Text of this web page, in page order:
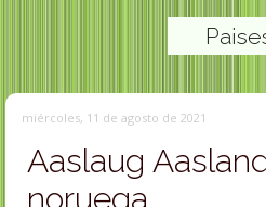
miércoles, 11 de agosto de 2021
Aaslaug
noruega